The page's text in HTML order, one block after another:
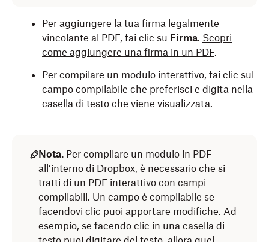
Per aggiungere la tua firma legalmente
vincolante al PDF, fai clic su Firma. Scopri
come aggiungere una firma in un PDF.
Per compilare un modulo interattivo, fai clic sul
campo compilabile che preferisci e digita nella
casella di testo che viene visualizzata.
Nota. Per compilare un modulo in PDF
all’interno di Dropbox, è necessario che si
tratti di un PDF interattivo con campi
compilabili. Un campo è compilabile se
facendovi clic puoi apportare modifiche. Ad
esempio, se facendo clic in una casella di